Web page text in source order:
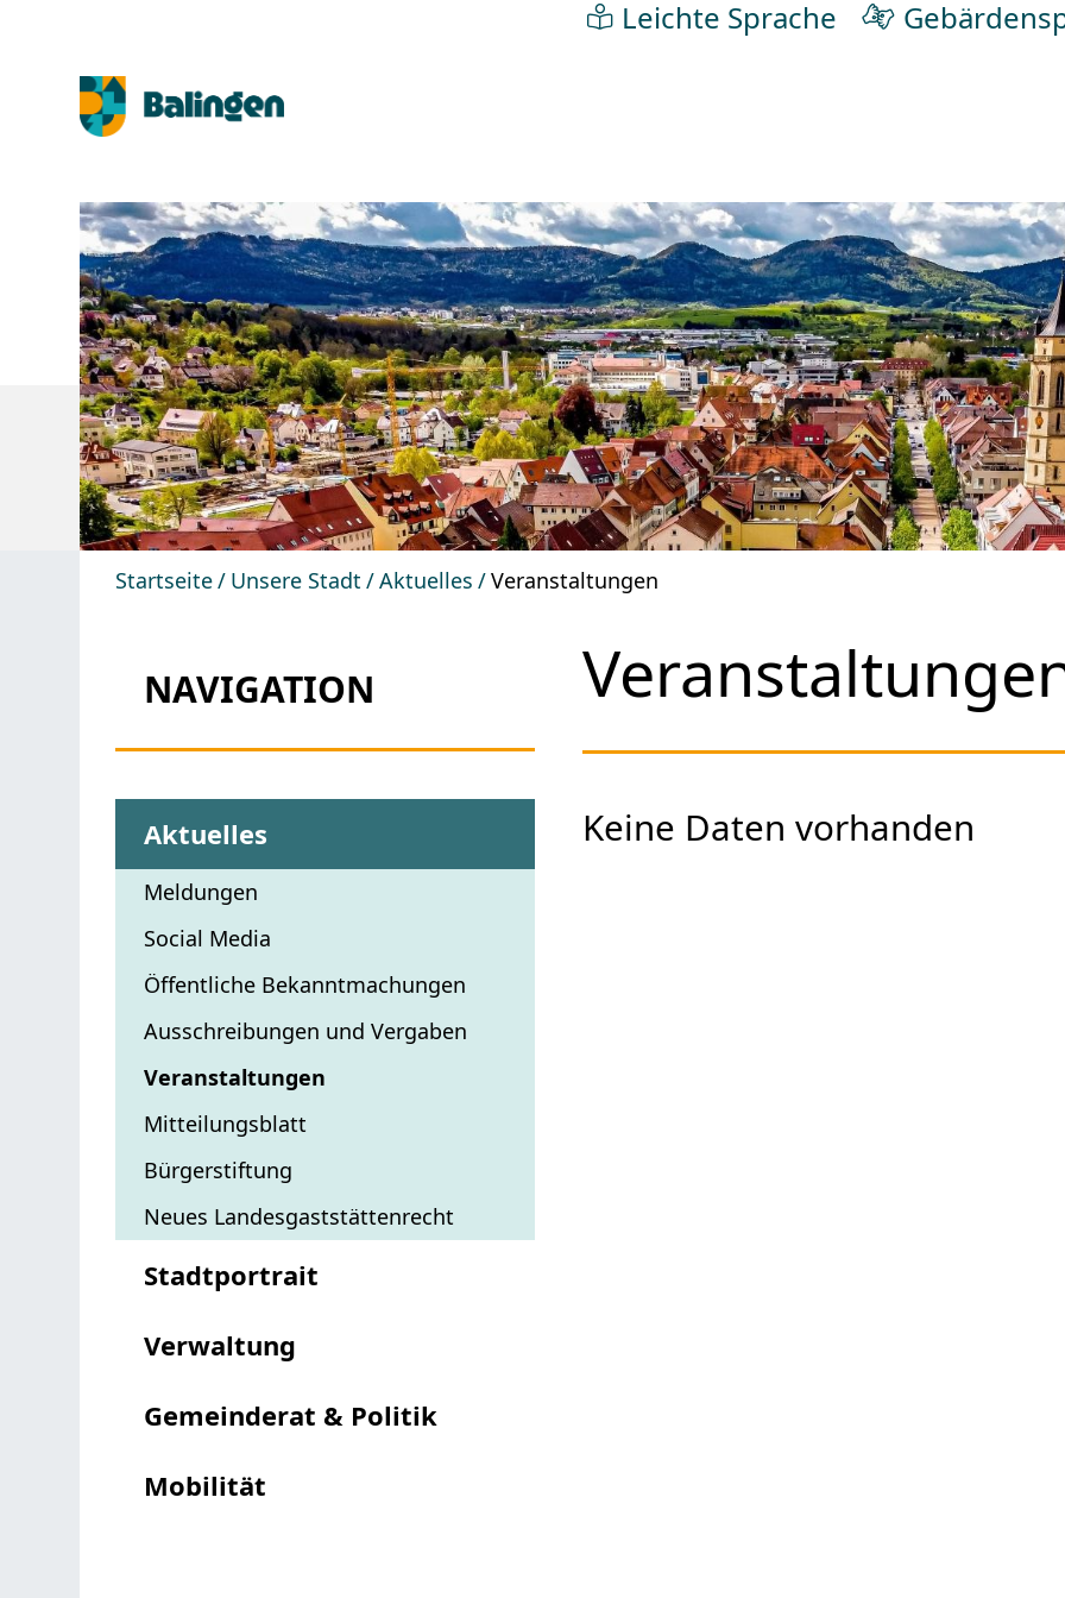
Leichte Sprache
Startseite Unsere Stadt Aktuelles Veranstaltungen
NAVIGATION
Aktuelles
Meldungen
Social Media
Öffentliche Bekanntmachungen
Ausschreibungen und Vergaben
Veranstaltungen
Mitteilungsblatt
Bürgerstiftung
Neues Landesgaststättenrecht
Stadtportrait
Verwaltung
Gemeinderat & Politik
Mobilität
Keine Daten vorhanden